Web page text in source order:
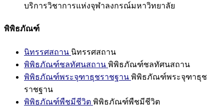
บริการวิชาการแห่งจุฬาลงกรณ์มหาวิทยาลัย
พิพิธภัณฑ์
นิทรรศสถาน นิทรรศสถาน
พิพิธภัณฑ์ชลทัศนสถาน พิพิธภัณฑ์ชลทัศนสถาน
พิพิธภัณฑ์พระจุฑาธุชราชฐาน พิพิธภัณฑ์พระจุฑาธุช
ราชฐาน
พิพิธภัณฑ์พืชมีชีวิต พิพิธภัณฑ์พืชมีชีวิต